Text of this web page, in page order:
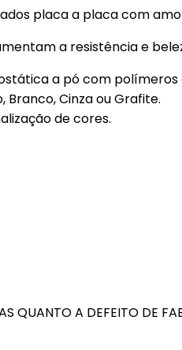
placa a placa com
a resistência e
a pó com
Cinza ou Grafite.
de cores.
QUANTO A DEFEITO DE